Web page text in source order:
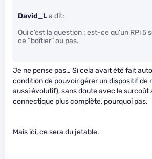
David_La dit:
Oui c’est la question : est-ce qu’un RPi 5
ce “boîtier” ou pas.
Je ne pense pas… Si cela avait été fait
condition de pouvoir gérer un dispositif de
aussi évolutif), sans doute avec le surcoût
connectique plus complète, pourquoi pas.
Mais ici, ce sera du jetable.